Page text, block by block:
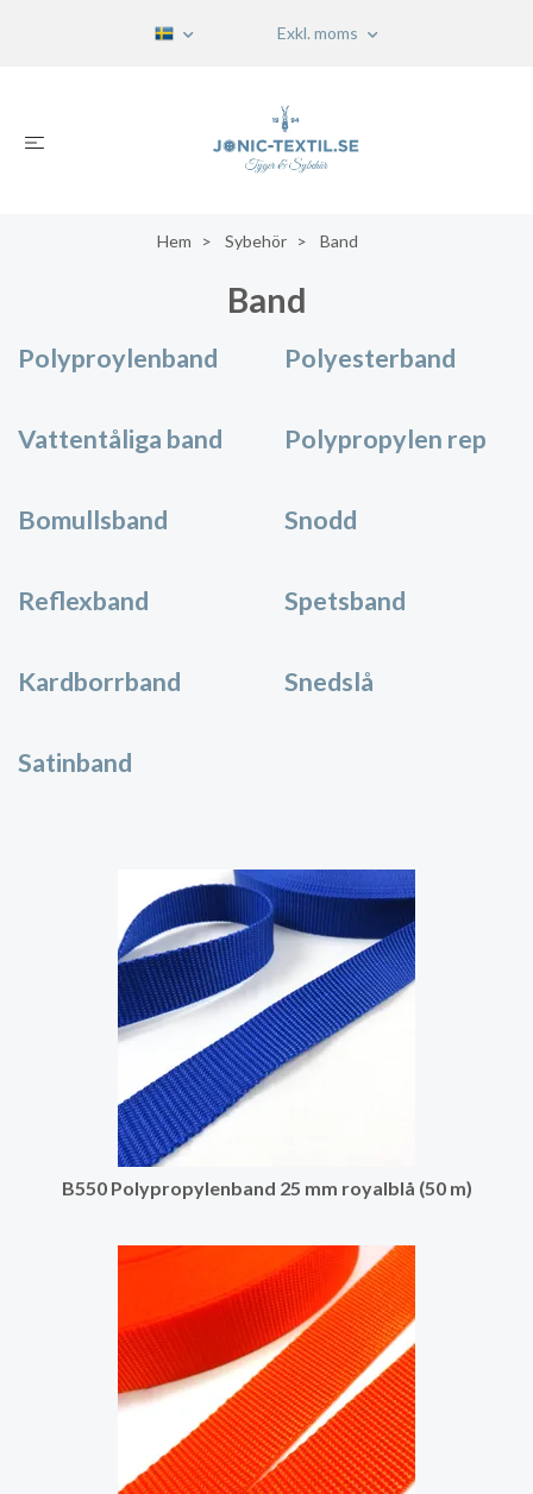
Exkl. moms
Hem Sybehör Band
Band
Polyproylenband Polyesterband
Vattentåliga band Polypropylen rep
Bomullsband Snodd
Reflexband Spetsband
Kardborrband Snedslå
Satinband
B550 Polypropylenband 25 mm royalblå (50 m)